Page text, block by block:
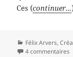
Ces (continuer...
Catégories
Félix Arvers,
4 commentaires